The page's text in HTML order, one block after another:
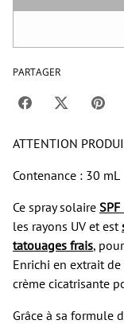
PARTAGER
ATTENTION
Contenance : 30 mL
Ce spray solaire
les rayons UV et est
tatouages frais,
Enrichi en extrait
crème cicatrisante
Grâce à sa formule